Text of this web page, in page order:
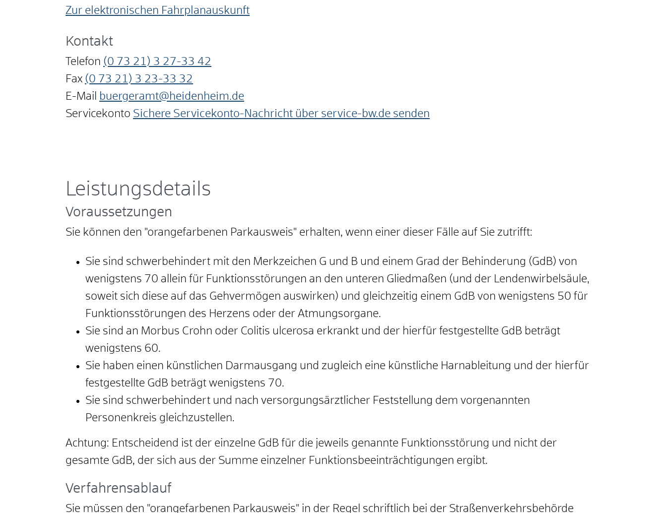
Zur elektronischen Fahrplanauskunft
Kontakt
Telefon (0 73 21) 3 27-33 42
Fax (0 73 21) 3 23-33 32
E-Mail
buergeramt@heidenheim.de
Servicekonto Sichere Servicekonto-Nachricht über service-bw.de senden
Leistungsdetails
Voraussetzungen
Sie können den "orangefarbenen Parkausweis" erhalten, wenn einer dieser Fälle auf Sie zutrifft:
Sie sind schwerbehindert mit den Merkzeichen G und B und einem Grad der Behinderung (GdB) von
wenigstens 70 allein für Funktionsstörungen an den unteren Gliedmaßen (und der Lendenwirbelsäule,
soweit sich diese auf das Gehvermögen auswirken) und gleichzeitig einem GdB von wenigstens 50 für
Funktionsstörungen des Herzens oder der Atmungsorgane.
Sie sind an Morbus Crohn oder Colitis ulcerosa erkrankt und der hierfür festgestellte GdB beträgt
wenigstens 60.
Sie haben einen künstlichen Darmausgang und zugleich eine künstliche Harnableitung und der hierfür
festgestellte GdB beträgt wenigstens 70.
Sie sind schwerbehindert und nach versorgungsärztlicher Feststellung dem vorgenannten
Personenkreis gleichzustellen.
Achtung: Entscheidend ist der einzelne GdB für die jeweils genannte Funktionsstörung und nicht der
gesamte GdB, der sich aus der Summe einzelner Funktionsbeeinträchtigungen ergibt.
Verfahrensablauf
Sie müssen den "orangefarbenen Parkausweis" in der Regel schriftlich bei der Straßenverkehrsbehörde